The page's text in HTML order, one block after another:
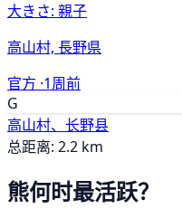
大きさ: 親子
高山村, 長野県
官方 ·1周前
G
高山村、长野县
总距离: 2.2 km
熊何时最活跃？